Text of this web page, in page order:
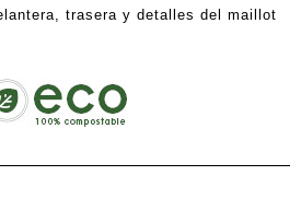
trasera y detalles del maillot